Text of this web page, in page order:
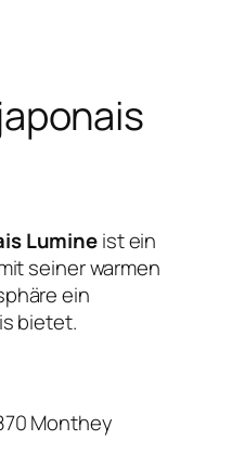
Lumineist ein
seiner warmen
ein
bietet.
Monthey